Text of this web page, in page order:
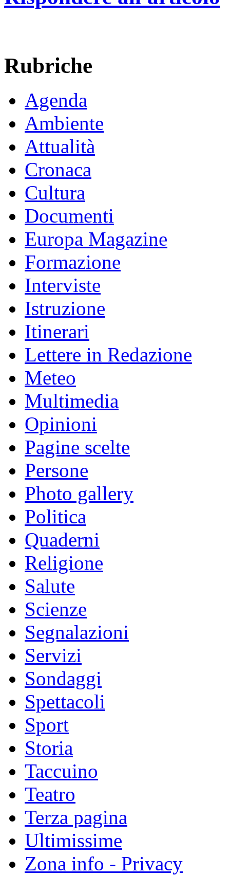
Rubriche
Agenda
Ambiente
Attualità
Cronaca
Cultura
Documenti
Europa Magazine
Formazione
Interviste
Istruzione
Itinerari
Lettere in Redazione
Meteo
Multimedia
Opinioni
Pagine scelte
Persone
Photo gallery
Politica
Quaderni
Religione
Salute
Scienze
Segnalazioni
Servizi
Sondaggi
Spettacoli
Sport
Storia
Taccuino
Teatro
Terza pagina
Ultimissime
Zona info - Privacy